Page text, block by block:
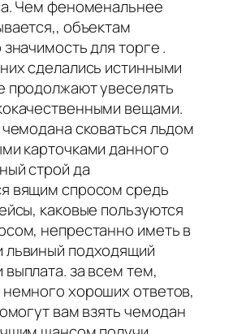
Чем феноменальнее
объектам
для торге .
сделались истинными
продолжают увеселять
вещами.
сковаться льдом
карточками данного
строй да
вящим спросом средь
каковые пользуются
непрестанно иметь в
львиный подходящий
за всем тем,
хороших ответов,
вам взять чемодан